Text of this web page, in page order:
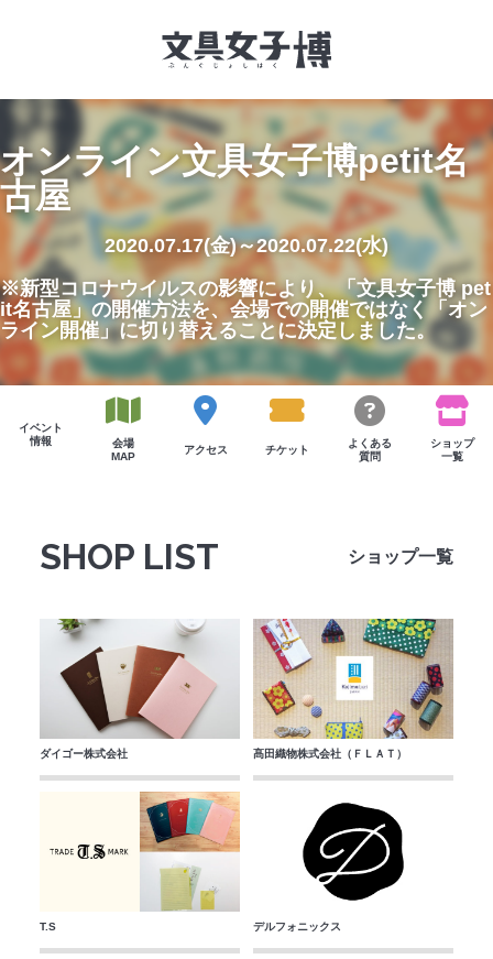
文具女子博とは
イベント一覧
NEWS
文具女子アワード
アイデアコンペ
レポート
SHARE ME!
オンライン文具女子博petit名
古屋
2020.07.17(金)～2020.07.22(水)
※新型コロナウイルスの影響により、「文具女子博 pet
it名古屋」の開催方法を、会場での開催ではなく「オン
ライン開催」に切り替えることに決定しました。
イベント
情報
会場
MAP
アクセス チケット
よくある
質問
ショップ
一覧
SHOP LIST ショップ一覧
ダイゴー株式会社 髙田織物株式会社（ＦＬＡＴ）
T.S デルフォニックス